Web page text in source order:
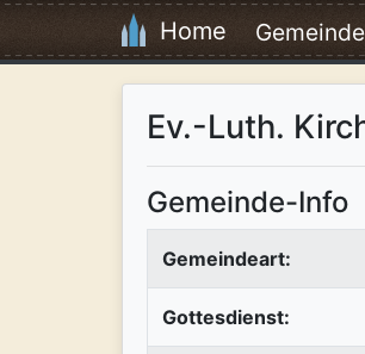
Home
Ev.-Luth.
Gemeinde-Info
Gemeindeart:
Gottesdienst: